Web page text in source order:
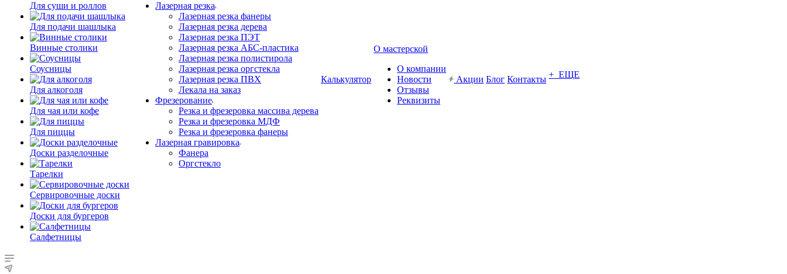
Для суши и роллов
Для подачи шашлыка
Винные столики
Соусницы
Для алкоголя
Для чая или кофе
Для пиццы
Доски разделочные
Тарелки
Сервировочные доски
Доски для бургеров
Салфетницы
Лазерная резка
Лазерная резка фанеры
Лазерная резка дерева
Лазерная резка ПЭТ
Лазерная резка АБС-пластика
Лазерная резка полистирола
Лазерная резка оргстекла
Лазерная резка ПВХ
Лекала на заказ
Фрезерование
Резка и фрезеровка массива дерева
Резка и фрезеровка МДФ
Резка и фрезеровка фанеры
Лазерная гравировка
Фанера
Орг­стек­ло
Калькулятор
О мастерской
О компании
Новости
Отзывы
Реквизиты
Акции Блог Контакты + ЕЩЕ